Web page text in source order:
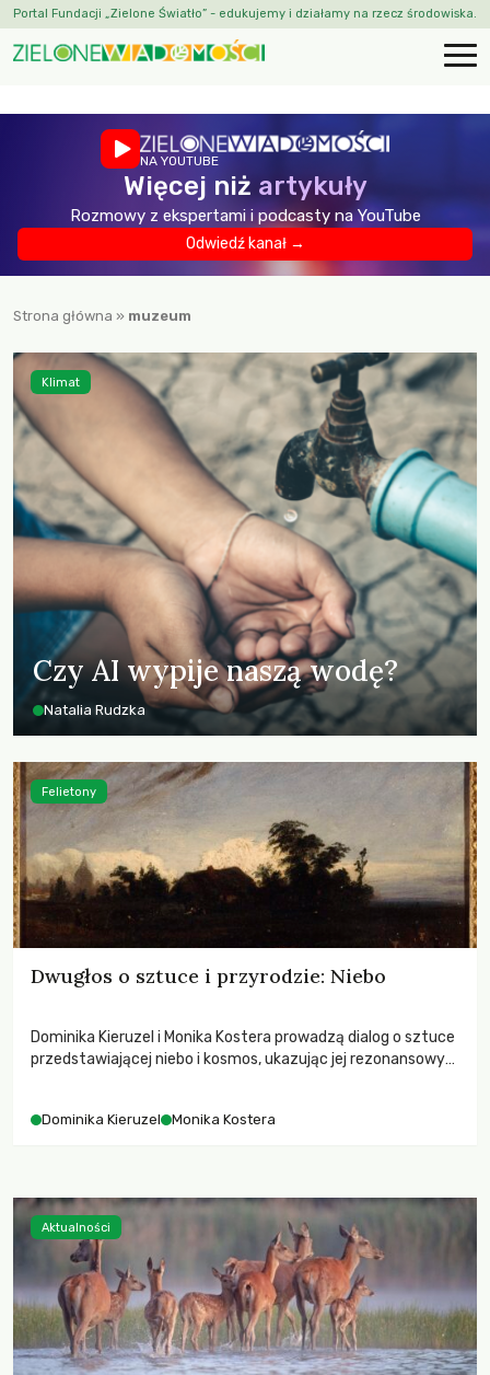
Portal Fundacji „Zielone Światło” - edukujemy i działamy na rzecz środowiska.
NA YOUTUBE
Więcej niż artykuły
Rozmowy z ekspertami i podcasty na YouTube
Odwiedź kanał →
Strona główna » muzeum
Czy AI wypije naszą wodę?
Natalia Rudzka
Klimat
Dwugłos o sztuce i przyrodzie: Niebo
Dominika Kieruzel i Monika Kostera prowadzą dialog o sztuce
przedstawiającej niebo i kosmos, ukazując jej rezonansowy
Dominika Kieruzel Monika Kostera
Felietony
Aktualności